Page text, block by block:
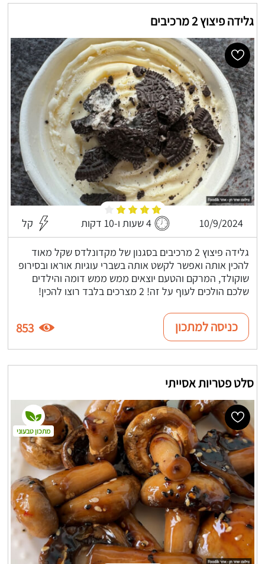
גלידה פיצוץ 2 מרכיבים
10/9/2024 4 שעות ו-10 דקות קל
גלידה פיצוץ 2 מרכיבים בסגנון של מקדונלדס שקל מאוד
להכין אותה ואפשר לקשט אותה בשברי עוגיות אוראו ובסירופ
שוקולד, המרקם והטעם יוצאים ממש ממש דומה והילדים
שלכם הולכים לעוף על זה! 2 מצרכים בלבד רוצו להכין!
כניסה למתכון 853
סלט פטריות אסייתי
מתכון טבעוני